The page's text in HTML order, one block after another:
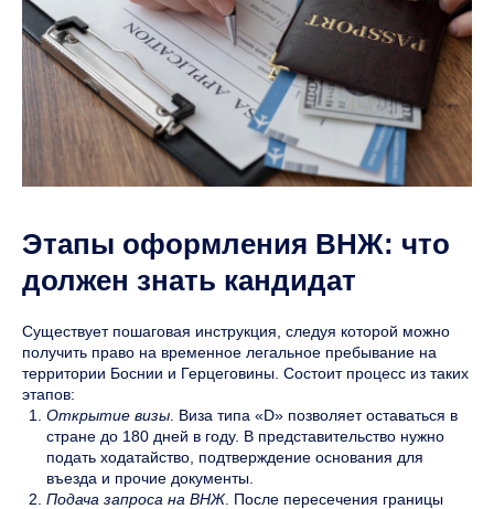
Этапы оформления ВНЖ: что
должен знать кандидат
Существует пошаговая инструкция, следуя которой можно
получить право на временное легальное пребывание на
территории Боснии и Герцеговины. Состоит процесс из таких
этапов:
Открытие визы . Виза типа «D» позволяет оставаться в
стране до 180 дней в году. В представительство нужно
подать ходатайство, подтверждение основания для
въезда и прочие документы.
Подача запроса на ВНЖ. После пересечения границы